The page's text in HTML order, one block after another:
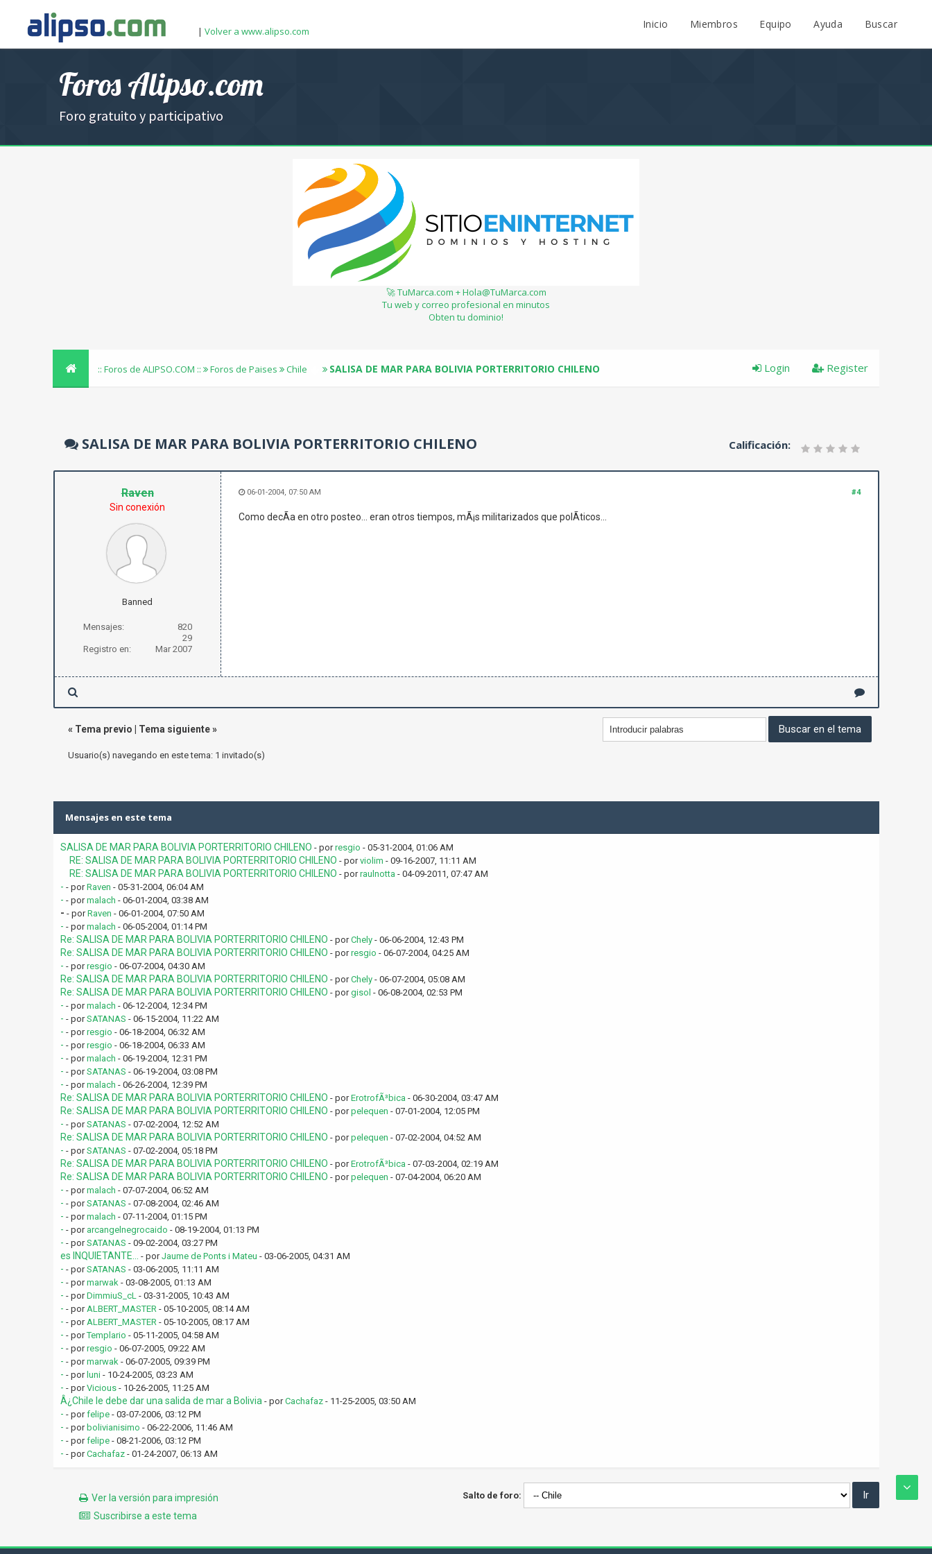
| Volver a www.alipso.com
Inicio Miembros Equipo Ayuda Buscar
Foros Alipso.com
Foro gratuito y participativo
🚀 TuMarca.com + Hola@TuMarca.com
Tu web y correo profesional en minutos
Obten tu dominio!
:: Foros de ALIPSO.COM :: Foros de Paises Chile SALISA DE MAR PARA BOLIVIA PORTERRITORIO CHILENO Register
Login
Calificación:
SALISA DE MAR PARA BOLIVIA PORTERRITORIO CHILENO
Raven
Sin conexión
Banned
Mensajes:
820
29
Registro en:
Mar 2007
#4
06-01-2004, 07:50 AM
Como decÃ­a en otro posteo... eran otros tiempos, mÃ¡s militarizados que polÃ­ticos...
« Tema previo Tema siguiente»
Usuario(s) navegando en este tema: 1 invitado(s)
Mensajes en este tema
SALISA DE MAR PARA BOLIVIA PORTERRITORIO CHILENO - porresgio - 05-31-2004, 01:06 AM
RE: SALISA DE MAR PARA BOLIVIA PORTERRITORIO CHILENO - porviolim - 09-16-2007, 11:11 AM
RE: SALISA DE MAR PARA BOLIVIA PORTERRITORIO CHILENO - porraulnotta - 04-09-2011, 07:47 AM
- - porRaven - 05-31-2004, 06:04 AM
- - pormalach - 06-01-2004, 03:38 AM
- - porRaven - 06-01-2004, 07:50 AM
- - pormalach - 06-05-2004, 01:14 PM
Re: SALISA DE MAR PARA BOLIVIA PORTERRITORIO CHILENO - porChely- 06-06-2004, 12:43 PM
Re: SALISA DE MAR PARA BOLIVIA PORTERRITORIO CHILENO - porresgio - 06-07-2004, 04:25 AM
- - porresgio - 06-07-2004, 04:30 AM
Re: SALISA DE MAR PARA BOLIVIA PORTERRITORIO CHILENO - porChely- 06-07-2004, 05:08 AM
Re: SALISA DE MAR PARA BOLIVIA PORTERRITORIO CHILENO - porgisol - 06-08-2004, 02:53 PM
- - pormalach - 06-12-2004, 12:34 PM
- - porSATANAS - 06-15-2004, 11:22 AM
- - porresgio - 06-18-2004, 06:32 AM
- - porresgio - 06-18-2004, 06:33 AM
- - pormalach - 06-19-2004, 12:31 PM
- - porSATANAS - 06-19-2004, 03:08 PM
- - pormalach - 06-26-2004, 12:39 PM
Re: SALISA DE MAR PARA BOLIVIA PORTERRITORIO CHILENO - porErotrofÃ³bica - 06-30-2004, 03:47 AM
Re: SALISA DE MAR PARA BOLIVIA PORTERRITORIO CHILENO - porpelequen - 07-01-2004, 12:05 PM
- - porSATANAS - 07-02-2004, 12:52 AM
Re: SALISA DE MAR PARA BOLIVIA PORTERRITORIO CHILENO - porpelequen - 07-02-2004, 04:52 AM
- - porSATANAS - 07-02-2004, 05:18 PM
Re: SALISA DE MAR PARA BOLIVIA PORTERRITORIO CHILENO - porErotrofÃ³bica - 07-03-2004, 02:19 AM
Re: SALISA DE MAR PARA BOLIVIA PORTERRITORIO CHILENO - porpelequen - 07-04-2004, 06:20 AM
- - pormalach - 07-07-2004, 06:52 AM
- - porSATANAS - 07-08-2004, 02:46 AM
- - pormalach - 07-11-2004, 01:15 PM
- - por arcangelnegrocaido - 08-19-2004, 01:13 PM
- - porSATANAS - 09-02-2004, 03:27 PM
es INQUIETANTE... - porJaume de Ponts i Mateu - 03-06-2005, 04:31 AM
- - porSATANAS - 03-06-2005, 11:11 AM
- - pormarwak- 03-08-2005, 01:13 AM
- - porDimmiuS_cL- 03-31-2005, 10:43 AM
- - porALBERT_MASTER- 05-10-2005, 08:14 AM
- - porALBERT_MASTER- 05-10-2005, 08:17 AM
- - porTemplario - 05-11-2005, 04:58 AM
- - porresgio - 06-07-2005, 09:22 AM
- - pormarwak- 06-07-2005, 09:39 PM
- - por luni- 10-24-2005, 03:23 AM
- - porVicious- 10-26-2005, 11:25 AM
Â¿Chile le debe dar una salida de mar a Bolivia - porCachafaz- 11-25-2005, 03:50 AM
- - porfelipe- 03-07-2006, 03:12 PM
- - por bolivianisimo - 06-22-2006, 11:46 AM
- - porfelipe- 08-21-2006, 03:12 PM
- - porCachafaz- 01-24-2007, 06:13 AM
Ver la versión para impresión
Suscribirse a este tema
Salto de foro: